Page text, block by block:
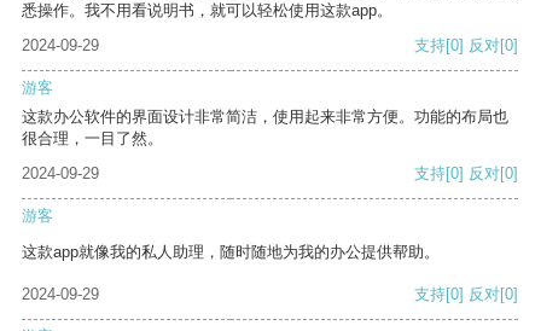
悉操作。我不用看说明书，就可以轻松使用这款app。
2024-09-29
支持[0] 反对[0]
游客
这款办公软件的界面设计非常简洁，使用起来非常方便。功能的布局也
很合理，一目了然。
2024-09-29
支持[0] 反对[0]
游客
这款app就像我的私人助理，随时随地为我的办公提供帮助。
2024-09-29 支持[0] 反对[0]